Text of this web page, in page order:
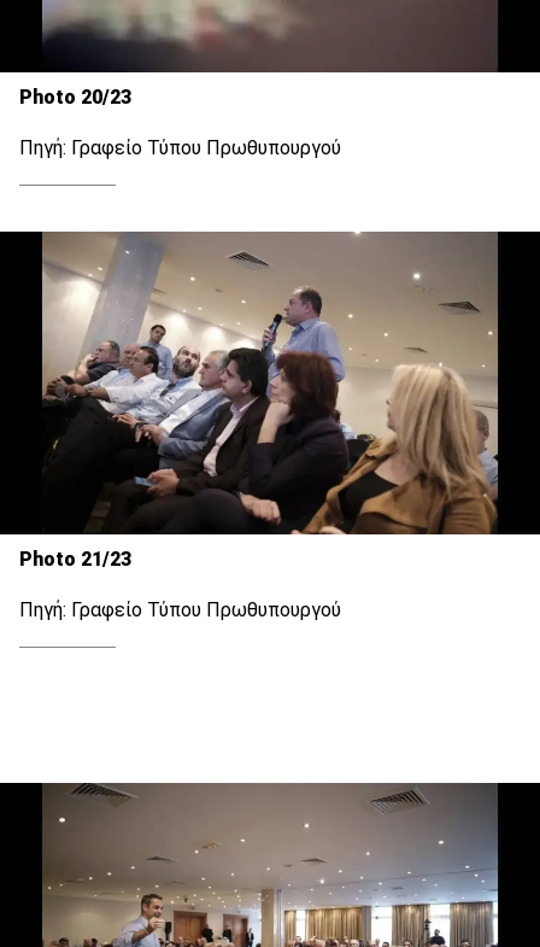
Photo 20/23
Πηγή: Γραφείο Τύπου Πρωθυπουργού
Photo 21/23
Πηγή: Γραφείο Τύπου Πρωθυπουργού